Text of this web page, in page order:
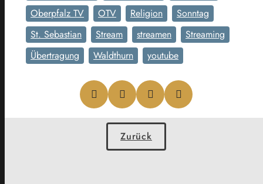
Oberpfalz TV
OTV Religion
Sonntag
St. Sebastian
Stream streamen
Streaming
Übertragung
Waldthurn youtube
Zurück